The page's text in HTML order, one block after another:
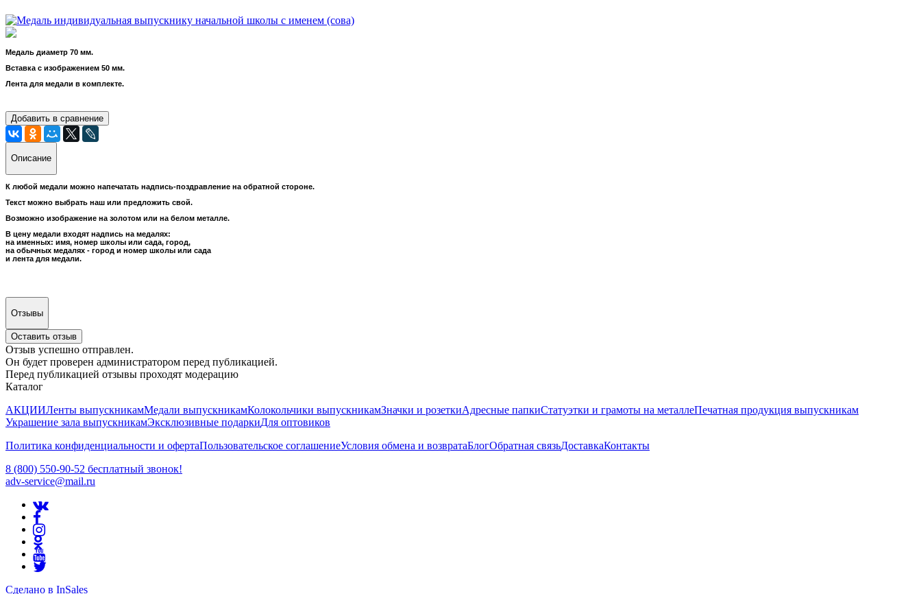
Медаль диаметр 70 мм.
Вставка с изображением 50 мм.
Лента для медали в комплекте.
Добавить в сравнение
Описание
К любой медали можно напечатать надпись-поздравление на обратной стороне.
Текст можно выбрать наш или предложить свой.
Возможно изображение на золотом или на белом металле.
В цену медали входят надпись на медалях:
на именных: имя, номер школы или сада, город,
на обычных медалях - город и номер школы или сада
и лента для медали.
Отзывы
Оставить отзыв
Отзыв успешно отправлен.
Он будет проверен администратором перед публикацией.
Перед публикацией отзывы проходят модерацию
Каталог
АКЦИИЛенты выпускникамМедали выпускникамКолокольчики выпускникамЗначки и розеткиАдресные папкиСтатуэтки и грамоты на металлеПечатная продукция выпускникам
Украшение зала выпускникамЭксклюзивные подаркиДля оптовиков
Политика конфиденциальности и офертаПользовательское соглашениеУсловия обмена и возвратаБлогОбратная связьДоставкаКонтакты
8 (800) 550-90-52 бесплатный звонок!
adv-service@mail.ru
Сделано в InSales